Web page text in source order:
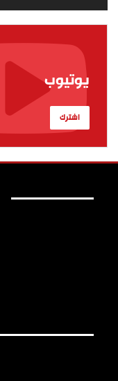
يوتيوب
اشترك